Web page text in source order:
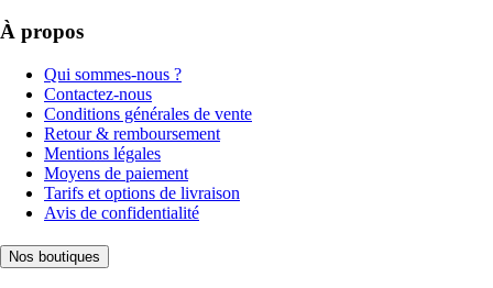
À propos
Qui sommes-nous ?
Contactez-nous
Conditions générales de vente
Retour & remboursement
Mentions légales
Moyens de paiement
Tarifs et options de livraison
Avis de confidentialité
Nos boutiques